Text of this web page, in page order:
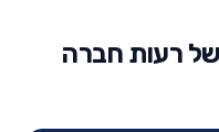
של רעות חברה